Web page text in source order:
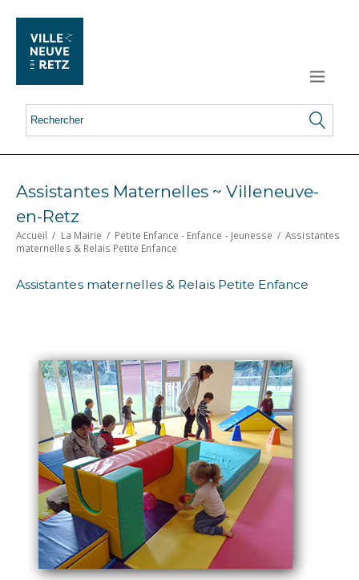
Assistantes Maternelles ~ Villeneuve-
en-Retz
Accueil / La Mairie / Petite Enfance - Enfance - Jeunesse /Assistantes
maternelles & Relais Petite Enfance
Assistantes maternelles & Relais Petite Enfance